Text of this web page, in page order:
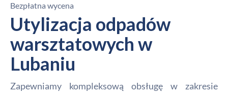
Bezpłatna wycena
Utylizacja odpadów
warsztatowych w
Lubaniu
Zapewniamy kompleksową obsługę w zakresie